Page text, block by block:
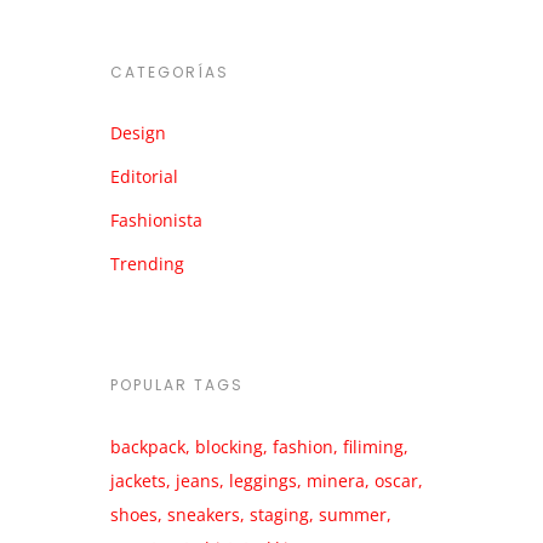
CATEGORÍAS
Design
Editorial
Fashionista
Trending
POPULAR TAGS
backpack blocking fashion filiming
jackets jeans leggings minera oscar
shoes sneakers staging summer